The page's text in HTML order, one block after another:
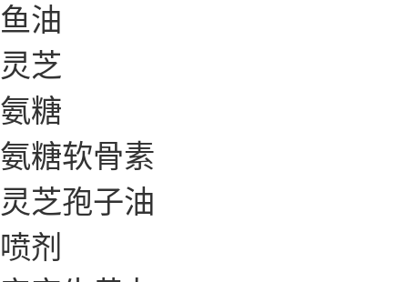
鱼油
灵芝
氨糖
氨糖软骨素
灵芝孢子油
喷剂